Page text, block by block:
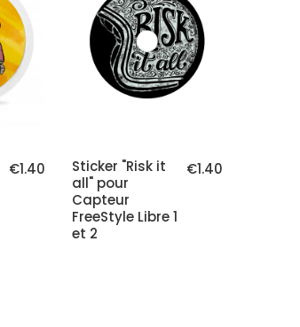
€1.40 €1.40
Sticker "Risk it
all" pour
Capteur
FreeStyle Libre 1
et 2